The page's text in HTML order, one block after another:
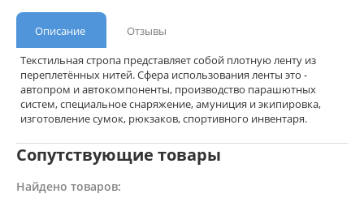
Описание
Отзывы
Текстильная стропа представляет собой плотную ленту из
переплетённых нитей. Сфера использования ленты это -
автопром и автокомпоненты, производство парашютных
систем, специальное снаряжение, амуниция и экипировка,
изготовление сумок, рюкзаков, спортивного инвентаря.
Сопутствующие товары
Найдено товаров: